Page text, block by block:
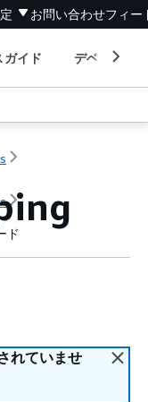
お問い合わせフィー
ガイド デベロッパ
ド
れていませ